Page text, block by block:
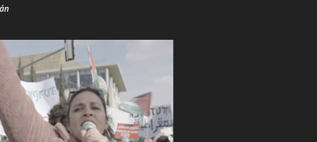
de Bogotá, de la mano de la
GONZÁLEZ HASSIG de Sonidos La
quien musicalizará en vivo el clásico
alemán Ernst LUBITSCH: CARMEN,
romántico basado en la novela
Prosper MÉRIMÉE y la popular ópera
BIZET. Protagonizado por una de